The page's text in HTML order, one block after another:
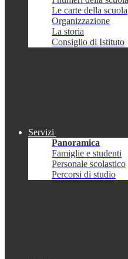
Le carte della scuola
Organizzazione
La storia
Consiglio di Istituto
Servizi
Panoramica
Famiglie e studenti
Personale scolastico
Percorsi di studio